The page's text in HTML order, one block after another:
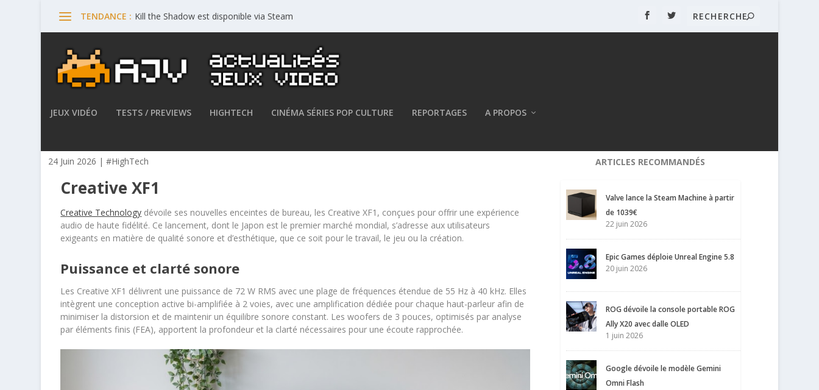
TENDANCE : Kill the Shadow est disponible via Steam
JEUX VIDÉO TESTS / PREVIEWS HIGHTECH CINÉMA SÉRIES POP CULTURE REPORTAGES A PROPOS
24 Juin 2026 |#HighTech
Creative XF1
Creative Technology dévoile ses nouvelles enceintes de bureau, les Creative XF1, conçues pour offrir une expérience
audio de haute fidélité. Ce lancement, dont le Japon est le premier marché mondial, s’adresse aux utilisateurs
exigeants en matière de qualité sonore et d’esthétique, que ce soit pour le travail, le jeu ou la création.
Puissance et clarté sonore
Les Creative XF1 délivrent une puissance de 72 W RMS avec une plage de fréquences étendue de 55 Hz à 40 kHz. Elles
intègrent une conception active bi-amplifiée à 2 voies, avec une amplification dédiée pour chaque haut-parleur afin de
minimiser la distorsion et de maintenir un équilibre sonore constant. Les woofers de 3 pouces, optimisés par analyse
par éléments finis (FEA), apportent la profondeur et la clarté nécessaires pour une écoute rapprochée.
ARTICLES RECOMMANDÉS
Valve lance la Steam Machine à partir
de 1039€
22 juin 2026
Epic Games déploie Unreal Engine 5.8
20 juin 2026
ROG dévoile la console portable ROG
Ally X20 avec dalle OLED
1 juin 2026
Google dévoile le modèle Gemini
Omni Flash